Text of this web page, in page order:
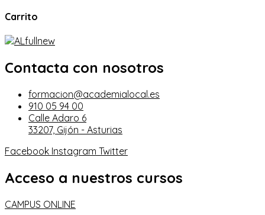
Carrito
Contacta con nosotros
formacion@academialocal.es
910 05 94 00
Calle Adaro 6
33207, Gijón - Asturias
Facebook Instagram Twitter
Acceso a nuestros cursos
CAMPUS ONLINE